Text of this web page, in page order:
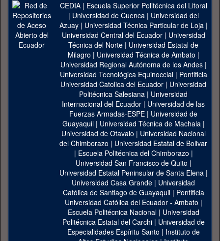
CEDIA| Escuela Superior Politécnica del Litoral
| Universidad de Cuenca| Universidad del
Azuay| Universidad Técnica Particular de Loja|
Universidad Central del Ecuador| Universidad
Técnica del Norte | Universidad Estatal de
Milagro | Universidad Técnica de Ambato |
Universidad Regional Autónoma de los Andes|
Universidad Tecnológica Equinoccial| Pontificia
Universidad Catolica del Ecuador | Universidad
Politécnica Salesiana | Universidad
Internacional del Ecuador | Universidad de las
Fuerzas Armadas-ESPE | Universidad de
Guayaquil| Universidad Técnica de Machala|
Universidad de Otavalo | Universidad Nacional
del Chimborazo | Universidad Estatal de Bolivar
| Escuela Politécnica del Chimborazo |
Universidad San Francisco de Quito |
Universidad Estatal Peninsular de Santa Elena|
Universidad Casa Grande | Universidad
Católica de Santiago de Guayaquil| Pontificia
Universidad Católica del Ecuador - Ambato |
Escuela Politécnica Nacional| Universidad
Politécnica Estatal del Carchi| Universidad de
Especialidades Espíritu Santo | Instituto de